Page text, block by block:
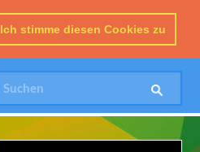
Ich stimme diesen Cookies zu